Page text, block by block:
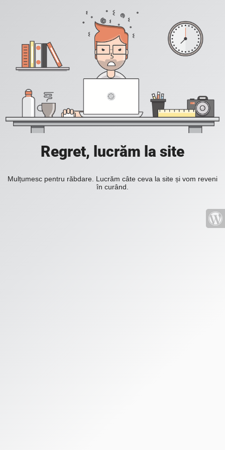
Regret, lucrăm la site
Mulțumesc pentru răbdare. Lucrăm câte ceva la site și vom reveni
în curând.